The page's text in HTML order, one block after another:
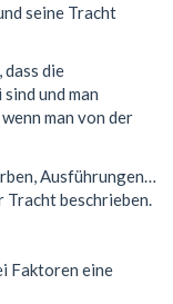
seine Tracht
dass die
und man
man von der
Ausführungen…
beschrieben.
Faktoren eine